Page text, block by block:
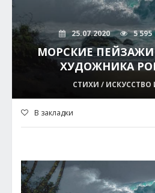
25.07.2020 5 595
МОРСКИЕ
ХУДОЖНИКА
СТИХИ / ИСКУССТВО
В закладки